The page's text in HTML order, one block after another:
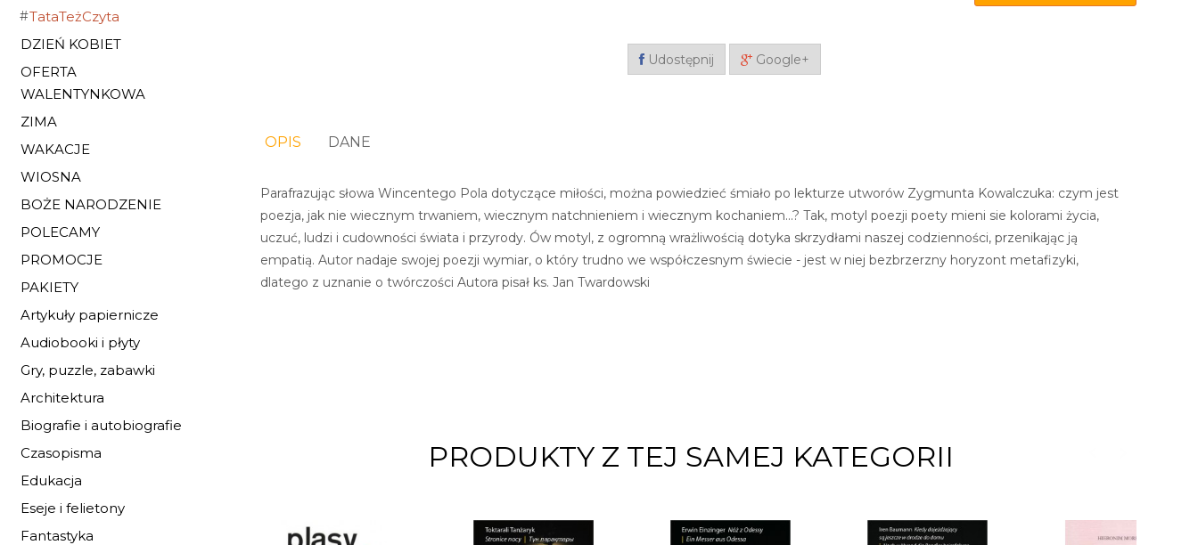
TataTeżCzyta
DZIEŃ KOBIET
OFERTA
WALENTYNKOWA
ZIMA
WAKACJE
WIOSNA
BOŻE NARODZENIE
POLECAMY
PROMOCJE
PAKIETY
Artykuły papiernicze
Audiobooki i płyty
Gry, puzzle, zabawki
Architektura
Biografie i autobiografie
Czasopisma
Edukacja
Eseje i felietony
Fantastyka
Udostępnij Google+
OPIS DANE
Parafrazując słowa Wincentego Pola dotyczące miłości, można powiedzieć śmiało po lekturze utworów Zygmunta Kowalczuka: czym jest
poezja, jak nie wiecznym trwaniem, wiecznym natchnieniem i wiecznym kochaniem...? Tak, motyl poezji poety mieni sie kolorami życia,
uczuć, ludzi i cudowności świata i przyrody. Ów motyl, z ogromną wrażliwością dotyka skrzydłami naszej codzienności, przenikając ją
empatią. Autor nadaje swojej poezji wymiar, o który trudno we współczesnym świecie - jest w niej bezbrzerzny horyzont metafizyki,
dlatego z uznanie o twórczości Autora pisał ks. Jan Twardowski
PRODUKTY Z TEJ SAMEJ KATEGORII